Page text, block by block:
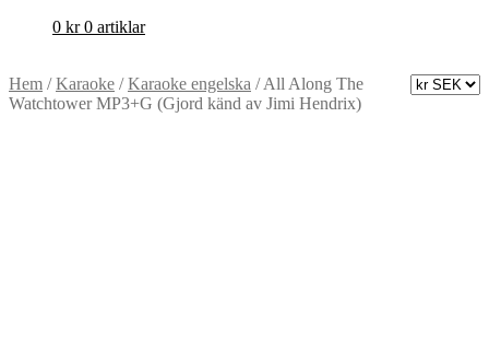
0 kr 0 artiklar
Hem /Karaoke /Karaoke engelska /All Along The
Watchtower MP3+G (Gjord känd av Jimi Hendrix)